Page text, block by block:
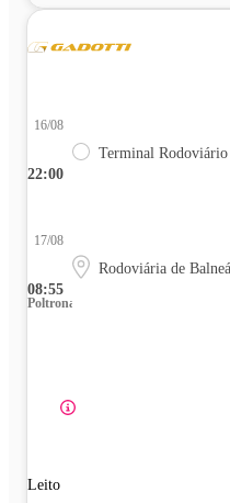
22:00
16/08
Terminal
08:55
17/08
Rodoviária de
Poltrona
Leito